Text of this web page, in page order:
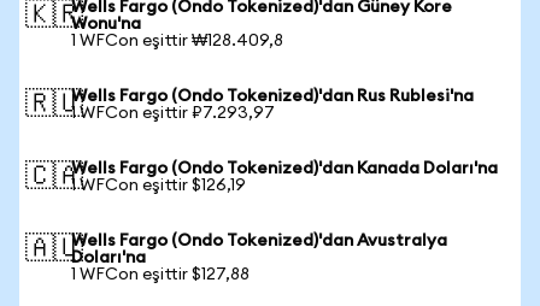
🇰🇷Wells Fargo (Ondo Tokenized)'dan Güney Kore
Wonu'na
1 WFCon eşittir ₩128.409,8
🇷🇺Wells Fargo (Ondo Tokenized)'dan Rus Rublesi'na
1 WFCon eşittir ₽7.293,97
🇨🇦Wells Fargo (Ondo Tokenized)'dan Kanada Doları'na
1 WFCon eşittir $126,19
🇦🇺Wells Fargo (Ondo Tokenized)'dan Avustralya
Doları'na
1 WFCon eşittir $127,88